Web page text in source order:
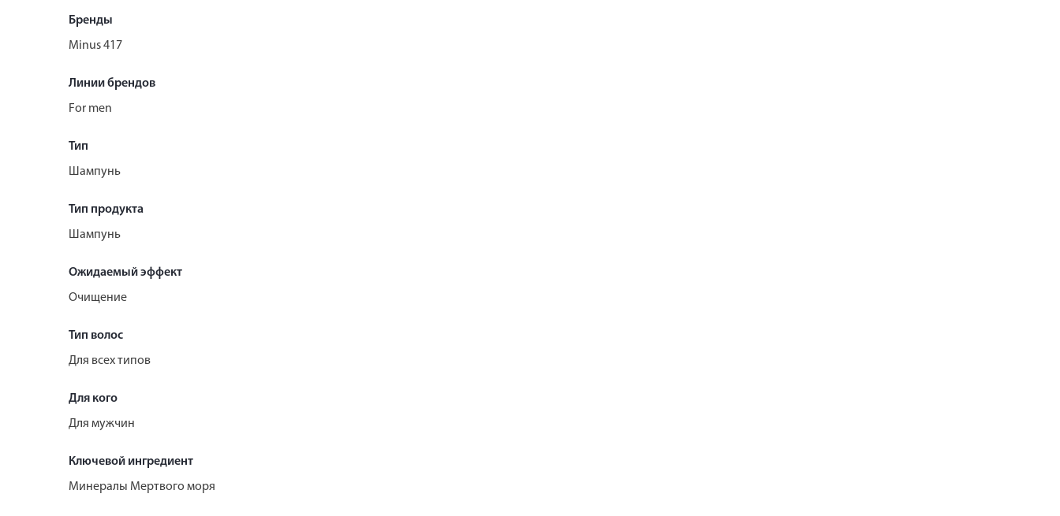
Бренды
Minus 417
Линии брендов
For men
Тип
Шампунь
Тип продукта
Шампунь
Ожидаемый эффект
Очищение
Тип волос
Для всех типов
Для кого
Для мужчин
Ключевой ингредиент
Минералы Мертвого моря